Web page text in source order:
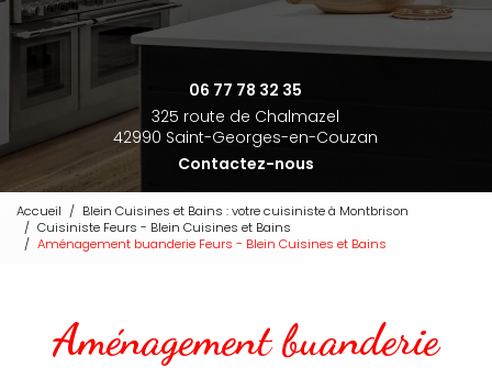
06 77 78 32 35
325 route de Chalmazel
42990 Saint-Georges-en-Couzan
Contactez-nous
Accueil
Blein Cuisines et Bains : votre cuisiniste à Montbrison
Cuisiniste Feurs - Blein Cuisines et Bains
Aménagement buanderie Feurs - Blein Cuisines et Bains
Aménagement buanderie